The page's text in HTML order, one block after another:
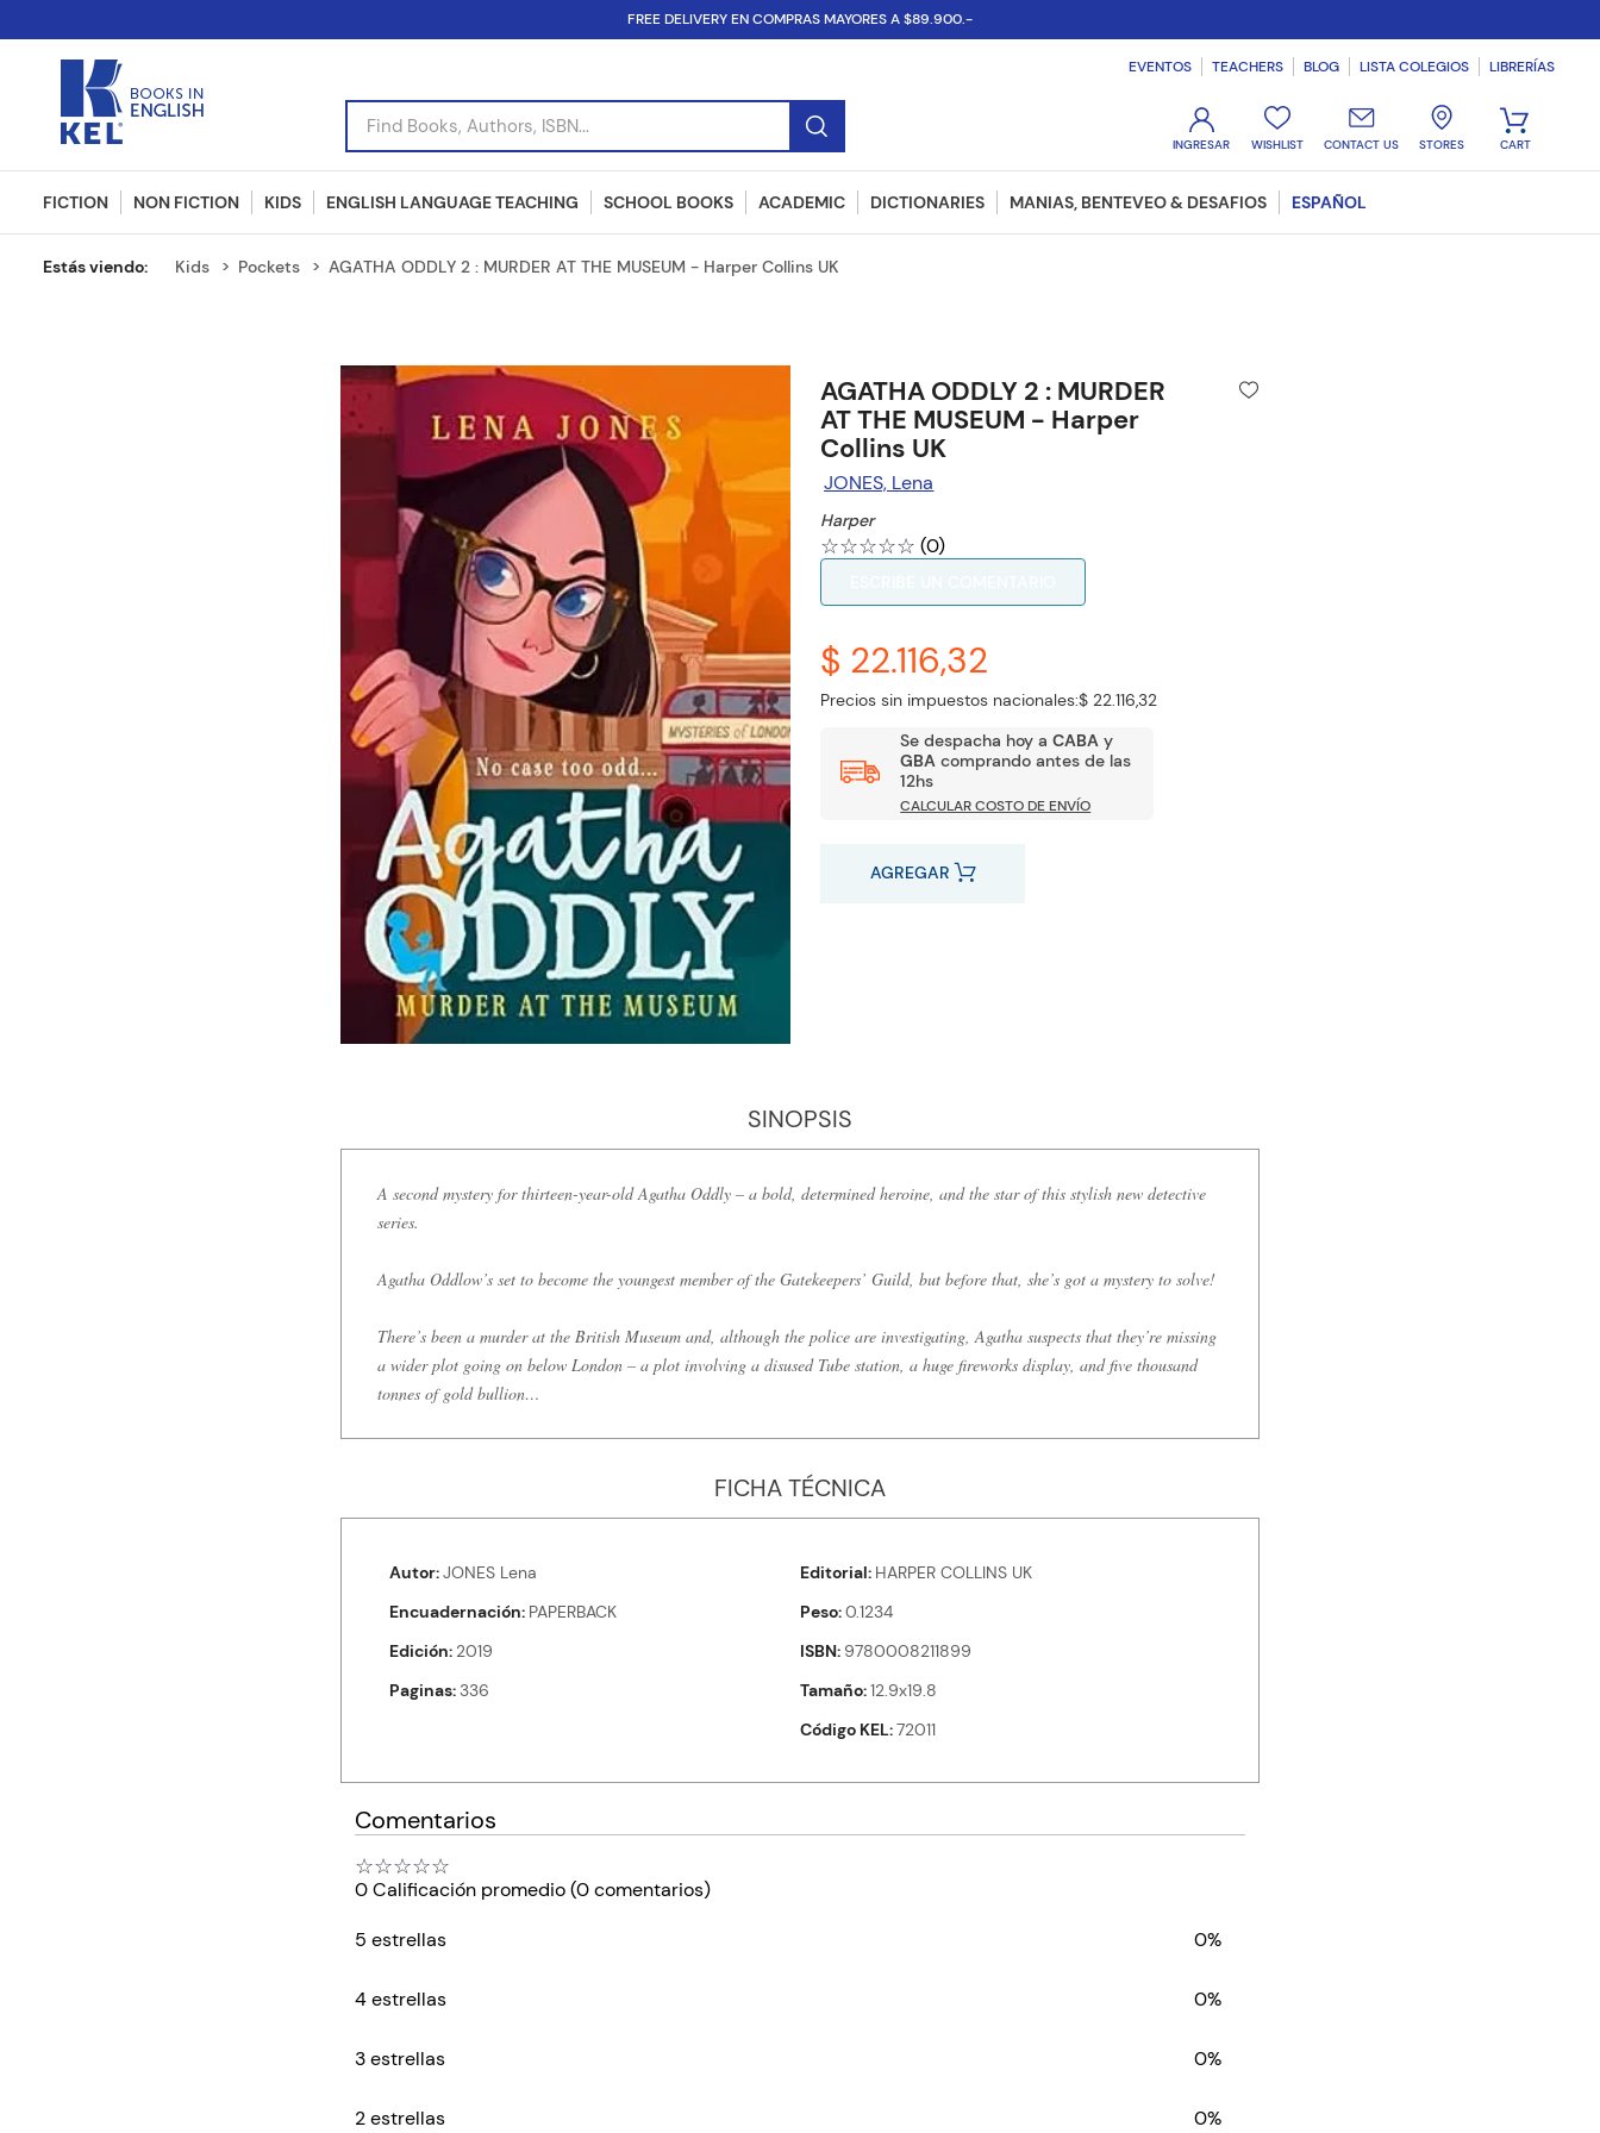
FREE DELIVERY EN COMPRAS MAYORES A $89.900.-
Find Books, Authors, ISBN...
EVENTOS TEACHERS BLOG LISTA COLEGIOS LIBRERÍAS
WISHLIST CONTACT US STORES
FICTION NON FICTION KIDS ENGLISH LANGUAGE TEACHING SCHOOL BOOKS ACADEMIC DICTIONARIES MANIAS, BENTEVEO & DESAFIOS ESPAÑOL
Kids Pockets AGATHA ODDLY 2 : MURDER AT THE MUSEUM - Harper Collins UK
AGATHA ODDLY 2 : MURDER
AT THE MUSEUM - Harper
Collins UK
JONES, Lena
Harper
☆☆☆☆☆ (0)
$ 22.116,32
Precios sin impuestos nacionales:$ 22.116,32
Se despacha hoy aCABA y
GBA comprando antes de las
12hs
CALCULAR COSTO DE ENVÍO
AGREGAR
SINOPSIS
A second mystery for thirteen-year-old Agatha Oddly – a bold, determined heroine, and the star of this stylish new detective
series.
Agatha Oddlow’s set to become the youngest member of the Gatekeepers’ Guild, but before that, she’s got a mystery to solve!
There’s been a murder at the British Museum and, although the police are investigating, Agatha suspects that they’re missing
a wider plot going on below London – a plot involving a disused Tube station, a huge fireworks display, and five thousand
tonnes of gold bullion…
FICHA TÉCNICA
Autor JONES Lena Editorial HARPER COLLINS UK
Encuadernación PAPERBACK Peso 0.1234
Edición 2019 ISBN 9780008211899
Paginas 336 Tamaño 12.9x19.8
Código KEL 72011
Comentarios
☆☆☆☆☆
0 Calificación promedio(0 comentarios)
5 estrellas
0%
4 estrellas 0%
3 estrellas 0%
2 estrellas 0%